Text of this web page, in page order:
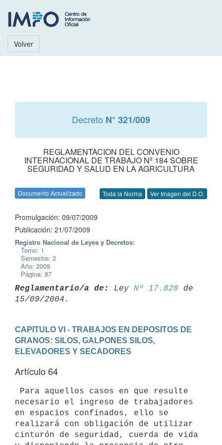
Volver
Decreto N° 321/009
REGLAMENTACION DEL CONVENIO
INTERNACIONAL DE TRABAJO Nº 184 SOBRE
SEGURIDAD Y SALUD EN LA AGRICULTURA
Documento Actualizado Toda la Norma Ver Imagen del D.O.
Promulgación: 09/07/2009
Publicación: 21/07/2009
Registro Nacional de Leyes y Decretos:
Tomo: 1
Semestre: 2
Año: 2009
Página: 87
Reglamentario/a de: Ley Nº 17.828 de
CAPITULO VI - TRABAJOS EN DEPOSITOS DE
GRANOS: SILOS, GALPONES SILOS,
ELEVADORES Y SECADORES
Artículo 64
necesario el ingreso de trabajadores
en espacios confinados, ello se
realizará con obligación de utilizar
cinturón de seguridad, cuerda de vida